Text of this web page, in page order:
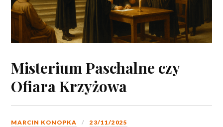
Misterium Paschalne czy
Ofiara Krzyżowa
MARCIN KONOPKA 23/11/2025